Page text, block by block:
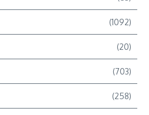
(1092)
(20)
(703)
(258)